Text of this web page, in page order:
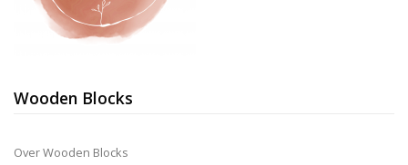
Wooden Blocks
Over Wooden Blocks